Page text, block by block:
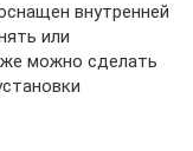
внутренней
или
можно сделать